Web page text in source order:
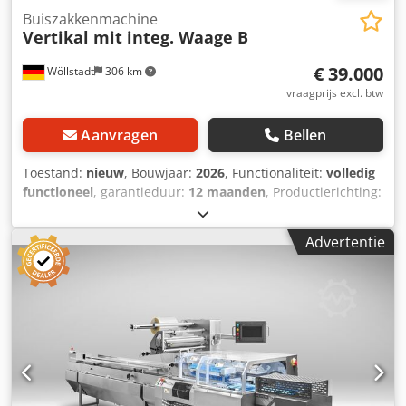
Wöllstadt 306 km
Buiszakkenmachine
Vertikal mit integ. Waage B
€ 39.000
vraagprijs excl. btw
Aanvragen Bellen
Toestand: nieuw, Bouwjaar: 2026, Functionaliteit: volledig
functioneel, garantieduur: 12 maanden, Productierichting:
Verticaal Transportsysteem: Aanvoer en afvoer optioneel
en afhankelijk van het product Folie-aanvoer: Achterzijde
Vormschouder: Vast Bedieningsdisplay: Touchscreen met
geheugenfunctie Aandrijvingen & besturing: 3
servomotoren en PLC-besturing Verpakkingslengte: 50-190
folielbreedte) Verpakkingshoogte: afhankelijk van
vormschouder Snelheid: 15-30 zakken/min., afhankelijk
van materiaal, verpakkingsgrootte en product Foliebreedte:
110-320 mm Verbruik: ca. 4,6 kW Installatiemateriaal: "304
roestvast staal met oppervlaktebehandeling"
Advertentie